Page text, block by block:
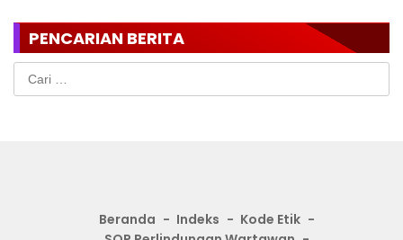
PENCARIAN BERITA
Cari
untuk:
Beranda Indeks
Kode Etik